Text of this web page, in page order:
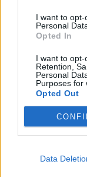
I want to
Personal
Opted In
I want to opt-
Retention,
Personal
Purposes for
Opted Out
Data
Publié par
Commentaires